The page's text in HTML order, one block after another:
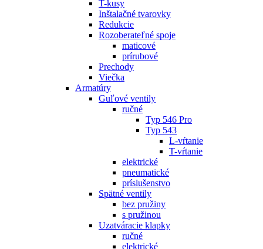
T-kusy
Inštalačné tvarovky
Redukcie
Rozoberateľné spoje
maticové
prírubové
Prechody
Viečka
Armatúry
Guľové ventily
ručné
Typ 546 Pro
Typ 543
L-vŕtanie
T-vŕtanie
elektrické
pneumatické
príslušenstvo
Spätné ventily
bez pružiny
s pružinou
Uzatváracie klapky
ručné
elektrické